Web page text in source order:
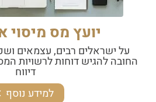
יועץ מס מיסוי
על ישראלים רבים, עצמאים
דיווח
למידע נוסף